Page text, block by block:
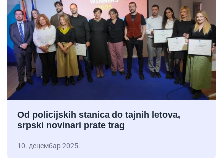
Od policijskih stanica do tajnih letova,
srpski novinari prate trag
10. децембар 2025.